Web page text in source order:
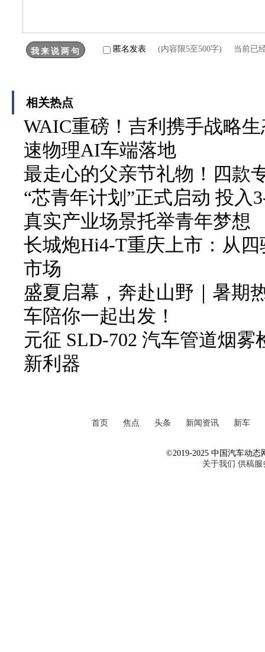
匿名发表 (内容限5至500字) 当前已
相关热点
WAIC重磅！吉利携手战略
速物理AI车端落地
最走心的父亲节礼物！四款
“芯青年计划”正式启动 投入
真实产业场景托举青年梦想
长城炮Hi4-T重庆上市：从
市场
盛夏启幕，奔赴山野｜暑期
车陪你一起出发！
元征 SLD-702 汽车管道烟
新利器
首页 焦点 头条 新闻资讯 新车
©2019-2025 中国汽车动态
关于我们 供稿服